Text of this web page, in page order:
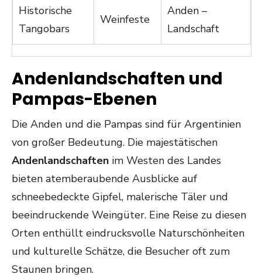
Historische
Tangobars
Weinfeste
Anden –
Landschaft
Andenlandschaften und
Pampas-Ebenen
Die Anden und die Pampas sind für Argentinien
von großer Bedeutung. Die majestätischen
Andenlandschaften im Westen des Landes
bieten atemberaubende Ausblicke auf
schneebedeckte Gipfel, malerische Täler und
beeindruckende Weingüter. Eine Reise zu diesen
Orten enthüllt eindrucksvolle Naturschönheiten
und kulturelle Schätze, die Besucher oft zum
Staunen bringen.